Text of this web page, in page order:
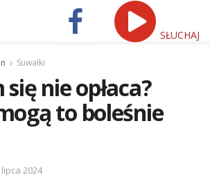
SŁUCHAJ
Suwałki
nie opłaca?
to boleśnie
2024